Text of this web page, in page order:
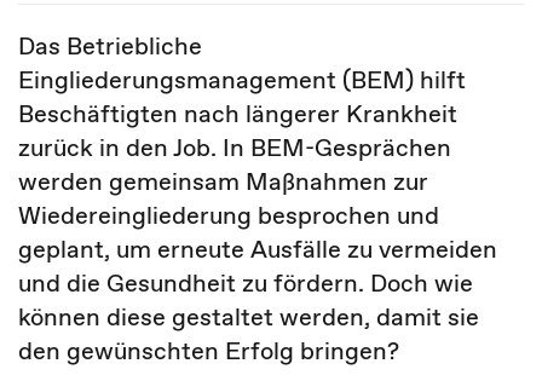
Das Betriebliche
Eingliederungsmanagement (BEM) hilft
Beschäftigten nach längerer Krankheit
zurück in den Job. In BEM-Gesprächen
werden gemeinsam Maßnahmen zur
Wiedereingliederung besprochen und
geplant, um erneute Ausfälle zu vermeiden
und die Gesundheit zu fördern. Doch wie
können diese gestaltet werden, damit sie
den gewünschten Erfolg bringen?